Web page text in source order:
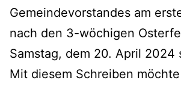
Gemeindevorstandes am
nach den 3-wöchigen
Samstag, dem 20. April 2024
Mit diesem Schreiben